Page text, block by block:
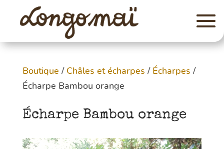
Boutique / Châles et écharpes / Écharpes /
Écharpe Bambou orange
Écharpe Bambou orange